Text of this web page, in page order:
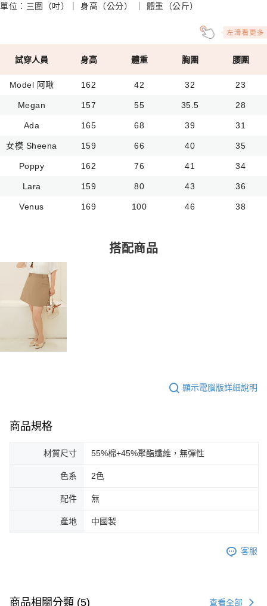
單位：三圍（吋）｜ 身高（公分） ｜ 體重（公斤）
試穿人員 身高 體重 胸圍 腰圍
Model 阿啾 162 42 32 23
Megan 157 55 35.5 28
Ada 165 68 39 31
女模 Sheena 159 66 40 35
Poppy 162 76 41 34
Lara 159 80 43 36
Venus 169 100 46 38
搭配商品
顯示電腦版詳細說明
商品規格
材質尺寸 55%棉+45%聚酯纖維，無彈性
色系 2色
配件 無
產地 中國製
客服
商品相關分類 (5) 查看全部